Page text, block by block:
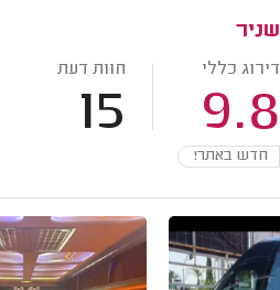
שניר
דירוג כללי
9.8
חוות דעת
15
חדש באתר!